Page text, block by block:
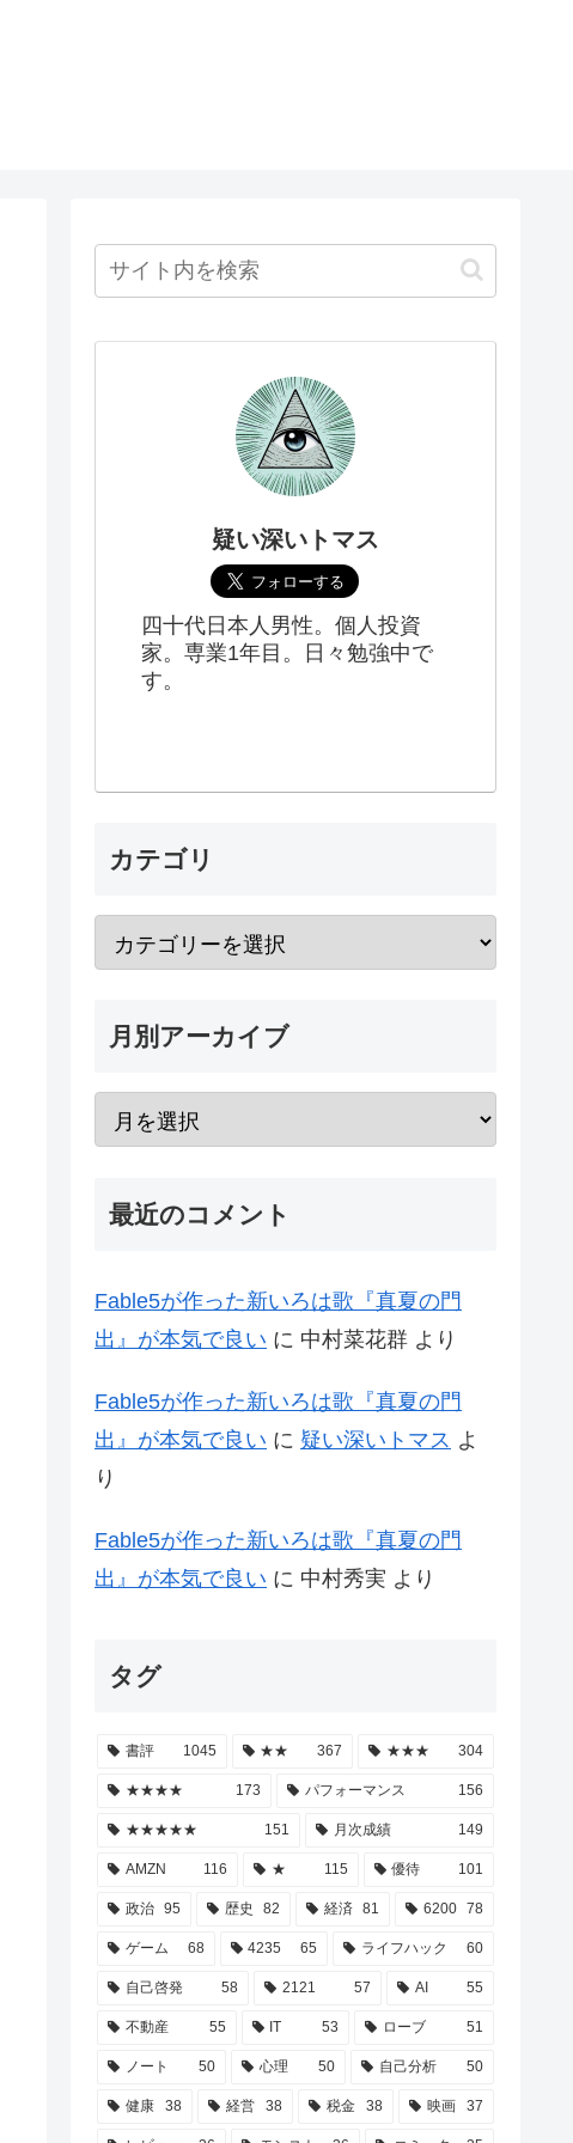
疑い深いトマス
四十代日本人男性。個人投資
家。専業1年目。日々勉強中で
す。
カテゴリ
月別アーカイブ
最近のコメント
Fable5が作った新いろは歌『真夏の門
出』が本気で良い に 中村菜花群 より
Fable5が作った新いろは歌『真夏の門
出』が本気で良い に 疑い深いトマス よ
り
Fable5が作った新いろは歌『真夏の門
出』が本気で良い に 中村秀実 より
タグ
書評 1045 ★★ 367 ★★★ 304
★★★★ 173 パフォーマンス 156
★★★★★ 151 月次成績 149
AMZN 116 ★ 115 優待 101
政治 95 歴史 82 経済 81 6200 78
ゲーム 68 4235 65 ライフハック 60
自己啓発 58 2121 57 AI 55
不動産 55 IT 53 ローブ 51
ノート 50 心理 50 自己分析 50
健康 38 経営 38 税金 38 映画 37